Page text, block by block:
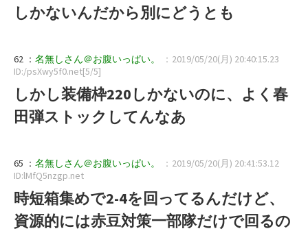
しかないんだから別にどうとも
62 ： 名無しさん＠お腹いっぱい。
：2019/05/20(月) 20:40:15.23
ID:/psXwy5f0.net[5/5]
しかし装備枠220しかないのに、よく春
田弾ストックしてんなあ
65 ： 名無しさん＠お腹いっぱい。
：2019/05/20(月) 20:41:53.12
ID:lMfQ5nzgp.net
時短箱集めで2-4を回ってるんだけど、
資源的には赤豆対策一部隊だけで回るの